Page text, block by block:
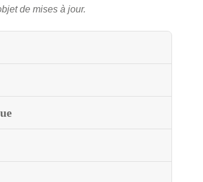
de mises à jour.